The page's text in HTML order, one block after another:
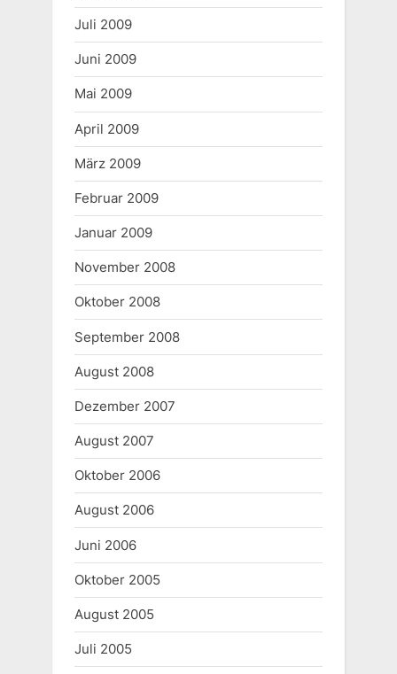
Juli 2009
Juni 2009
Mai 2009
April 2009
März 2009
Februar 2009
Januar 2009
November 2008
Oktober 2008
September 2008
August 2008
Dezember 2007
August 2007
Oktober 2006
August 2006
Juni 2006
Oktober 2005
August 2005
Juli 2005